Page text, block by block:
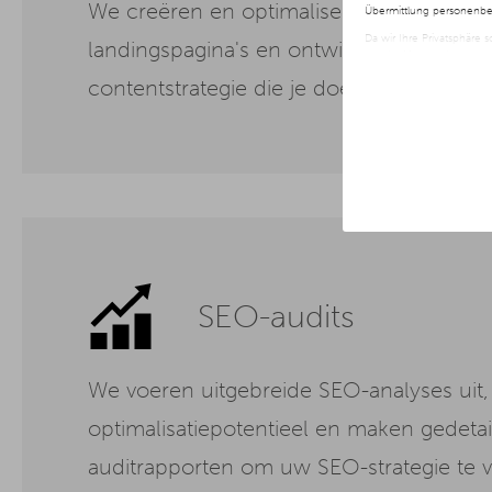
Übermittlung
Da wir Ihre Privatsphäre
jederzeit später
We creëren en optimaliseren
landingspagina's en ontwikkelen een
contentstrategie die je doelgroep
SEO-audits
We voeren uitgebreide SEO-analyses
optimalisatiepotentieel en maken
auditrapporten om uw SEO-strategie te